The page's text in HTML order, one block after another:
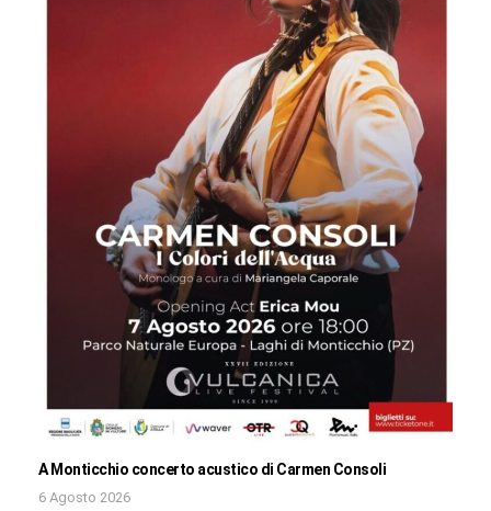
A Monticchio concerto acustico di Carmen Consoli
6 Agosto 2026